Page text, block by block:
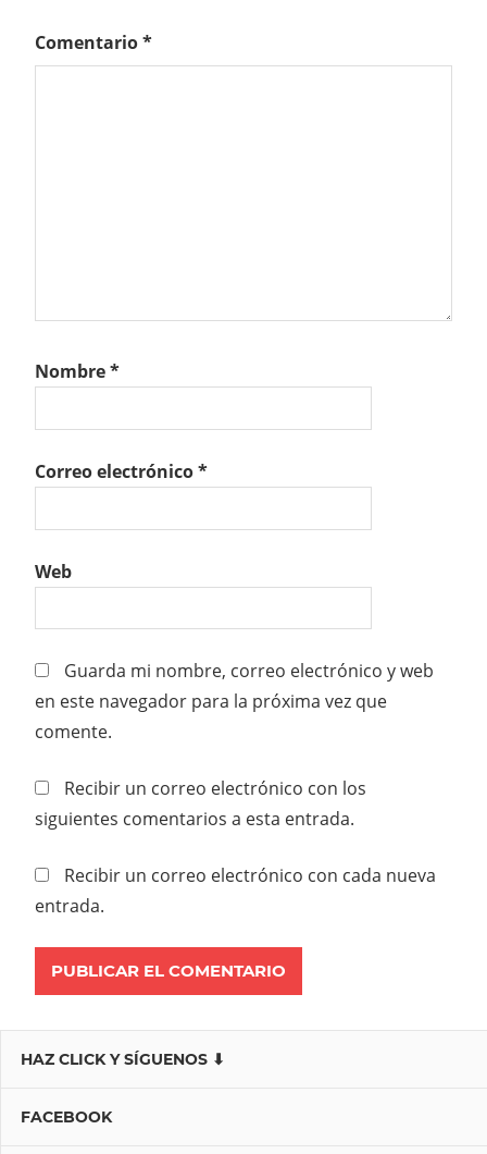
Comentario*
Nombre*
Correo electrónico*
Web
Guarda mi nombre, correo electrónico y web
en este navegador para la próxima vez que
comente.
Recibir un correo electrónico con los
siguientes comentarios a esta entrada.
Recibir un correo electrónico con cada nueva
entrada.
HAZ CLICK Y SÍGUENOS ⬇
FACEBOOK